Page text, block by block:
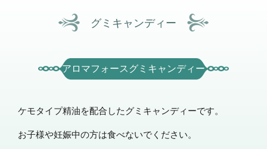
グミキャンディー
アロマフォースグミキャンディー
ケモタイプ精油を配合したグミキャンディーです。
お子様や妊娠中の方は食べないでください。